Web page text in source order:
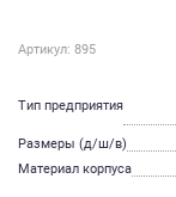
Артикул: 895
Тип предприятия
Размеры (д/ш/в)
Материал корпуса